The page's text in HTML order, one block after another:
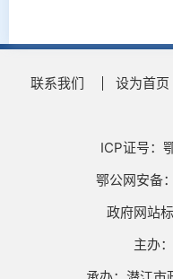
联系我们 设为首页
ICP证号：
鄂公网安备
政府网站
主办